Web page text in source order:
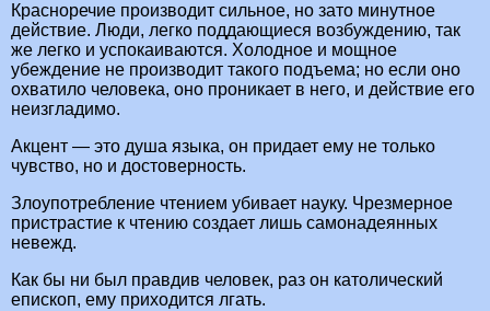
Красноречие производит сильное, но зато минутное
действие. Люди, легко поддающиеся возбуждению, так
же легко и успокаиваются. Холодное и мощное
убеждение не производит такого подъема; но если оно
охватило человека, оно проникает в него, и действие его
неизгладимо.
Акцент — это душа языка, он придает ему не только
чувство, но и достоверность.
Злоупотребление чтением убивает науку. Чрезмерное
пристрастие к чтению создает лишь самонадеянных
невежд.
Как бы ни был правдив человек, раз он католический
епископ, ему приходится лгать.